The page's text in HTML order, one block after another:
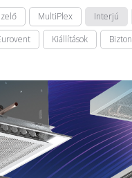
MultiPlex Interjú
Kiállítások